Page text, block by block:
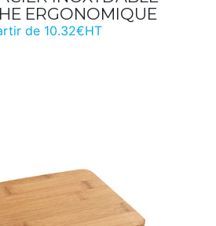
ERGONOMIQUE
de 10.32€HT